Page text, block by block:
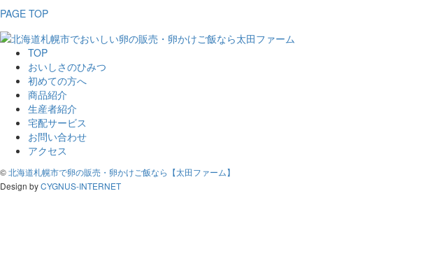
PAGE TOP
TOP
おいしさのひみつ
初めての方へ
商品紹介
生産者紹介
宅配サービス
お問い合わせ
アクセス
©北海道札幌市で卵の販売・卵かけご飯なら【太田ファーム】
Design byCYGNUS-INTERNET